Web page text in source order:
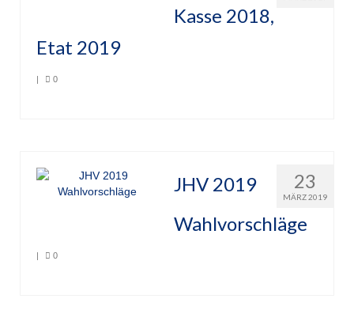
Volleyball
Unser Bootshaus
Gastronomie
Kasse 2018,
Etat 2019
| 0
23
MÄRZ 2019
JHV 2019
Wahlvorschläge
| 0